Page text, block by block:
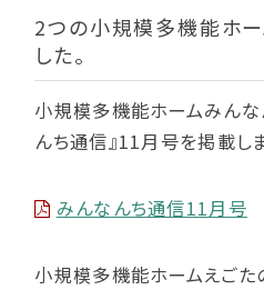
2つの小規模多機能ホ
した。
小規模多機能ホームみんな
んち通信』11月号を掲載し
みんなんち通信11月号
小規模多機能ホームえごた